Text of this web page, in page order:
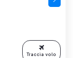
Traccia volo